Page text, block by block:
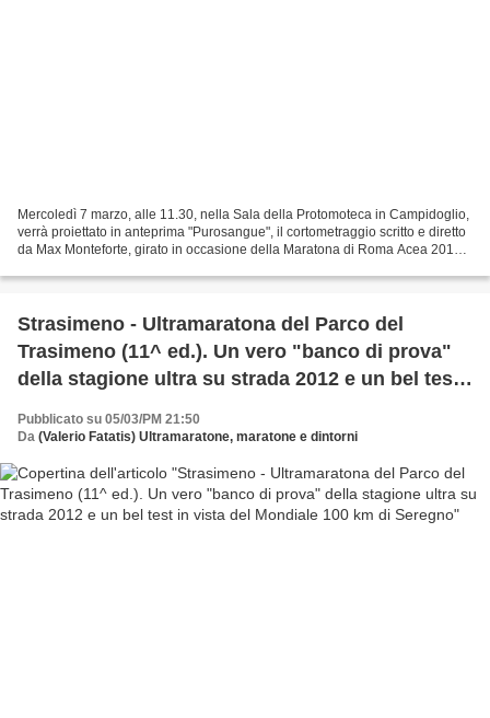
Mercoledì 7 marzo, alle 11.30, nella Sala della Protomoteca in Campidoglio,
verrà proiettato in anteprima "Purosangue", il cortometraggio scritto e diretto
da Max Monteforte, girato in occasione della Maratona di Roma Acea 2011 e
Strasimeno - Ultramaratona del Parco del
Trasimeno (11^ ed.). Un vero "banco di prova"
della stagione ultra su strada 2012 e un bel test
Pubblicato su 05/03/PM 21:50
Da (Valerio Fatatis) Ultramaratone, maratone e dintorni